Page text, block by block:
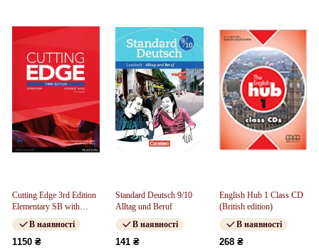
Cutting Edge 3rd Edition
Elementary SB with
DVD-ROM (Class
Audio+Video DVD)
В наявності
1150 ₴
Standard Deutsch 9/10
Alltag und Beruf
В наявності
141 ₴
English Hub 1 Class CD
(British edition)
В наявності
268 ₴